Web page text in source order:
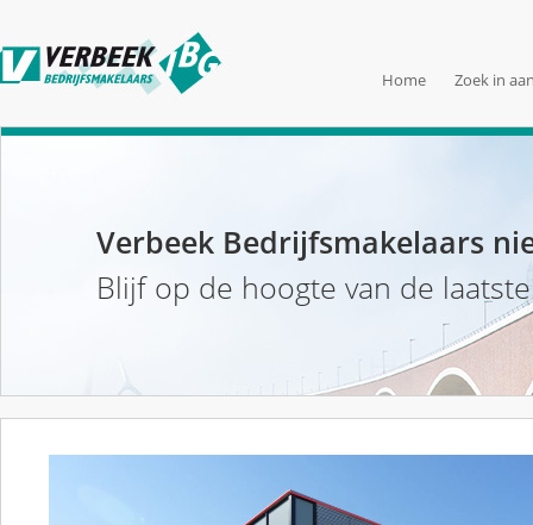
Home Zoek in
Verbeek Bedrijfsmakelaars
Blijf op de hoogte van de